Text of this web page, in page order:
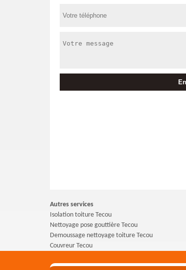
Autres services
Isolation toiture Tecou
Nettoyage pose gouttière Tecou
Demoussage nettoyage toiture Tecou
Couvreur Tecou